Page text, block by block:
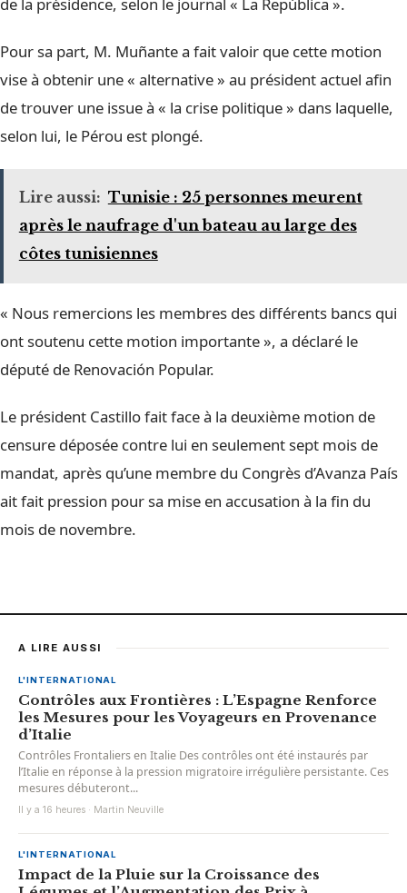
Pour sa part, M. Muñante a fait valoir que cette motion
vise à obtenir une « alternative » au président actuel afin
de trouver une issue à « la crise politique » dans laquelle,
selon lui, le Pérou est plongé.
Lire aussi: Tunisie : 25 personnes meurent
après le naufrage d'un bateau au large des
côtes tunisiennes
« Nous remercions les membres des différents bancs qui
ont soutenu cette motion importante », a déclaré le
député de Renovación Popular.
Le président Castillo fait face à la deuxième motion de
censure déposée contre lui en seulement sept mois de
mandat, après qu’une membre du Congrès d’Avanza País
ait fait pression pour sa mise en accusation à la fin du
mois de novembre.
A LIRE AUSSI
L'INTERNATIONAL
Contrôles aux Frontières : L’Espagne Renforce
les Mesures pour les Voyageurs en Provenance
d’Italie
Contrôles Frontaliers en Italie Des contrôles ont été instaurés par
l’Italie en réponse à la pression migratoire irrégulière persistante. Ces
mesures débuteront...
Il y a 16 heures · Martin Neuville
L'INTERNATIONAL
Impact de la Pluie sur la Croissance des